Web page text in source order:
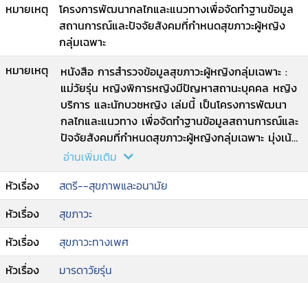
หมายเหตุ
โครงการพัฒนากลไกและแนวทางเพื่อจัดทำฐานข้อมูล
สถานการณ์และปัจจัยสังคมที่กำหนดสุขภาวะผู้หญิง
กลุ่มเฉพาะ
หมายเหตุ
หนังสือ การสำรวจข้อมูลสุขภาวะผู้หญิงกลุ่มเฉพาะ :
แม่วัยรุ่น หญิงพิการหญิงมีปัญหาสถานะบุคคล หญิง
บริการ และนักบวชหญิง เล่มนี้ เป็นโครงการพัฒนา
กลไกและแนวทาง เพื่อจัดทำฐานข้อมูลสถานการณ์และ
ปัจจัยสังคมที่กำหนดสุขภาวะผู้หญิงกลุ่มเฉพาะ มุ่งเน้น
ศึกษาภาพรวมของการจัดเก็บข้อมูลของผู้หญิงกลุ่ม
เฉพาะ ได้แก่ กลุ่มแม่วัยรุ่น ผู้หญิงพิการ ผู้หญิงที่มี
ปัญหาสถานะบุคคล ผู้หญิงบริการ และนักบวชหญิง
เพื่อสะท้อนให้เห็นช่องว่างที่สำคัญเกี่ยวกับสถานการณ์
และปัจจัยสังคมที่กำหนดสุขภาวะของผู้หญิงเฉพาะทั้ง
5 กลุ่มนี้ โดยใช้กรอบแนวคิดหลักในการศึกษา คือ
ความเป็นธรรมทางเพศ (Gender Justice) ความเสมอ
ภาคทางเพศ(Gender Equality) และแนวคิดปัจจัย
อ่านเพิ่มเติม
หัวเรื่อง
สตรี--สุขภาพและอนามัย
หัวเรื่อง
สุขภาวะ
หัวเรื่อง
สุขภาวะทางเพศ
หัวเรื่อง
มารดาวัยรุ่น